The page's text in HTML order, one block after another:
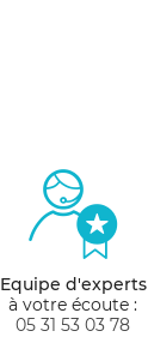
Equipe d'experts
à votre écoute :
05 31 53 03 78